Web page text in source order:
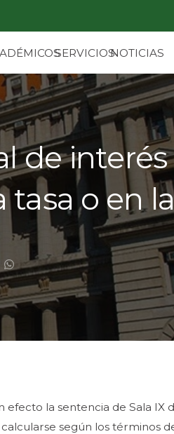
SERVICIOSNOTICIAS
de
tasa o en
la sentencia de Sala IX
según los términos